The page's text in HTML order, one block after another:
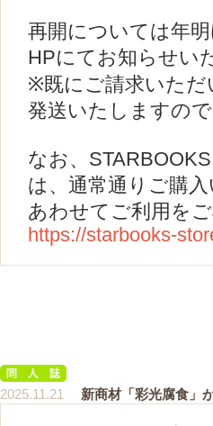
再開については年
HPにてお知らせい
※既にご請求いただ
発送いたしますの
なお、
は、通常通りご購
あわせてご利用を
https://starbooks-
2025.11.21 新商材「彩光腐食」